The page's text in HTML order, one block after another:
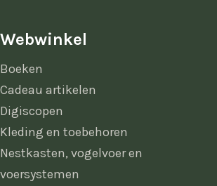
Webwinkel
Boeken
Cadeau artikelen
Digiscopen
Kleding en toebehoren
Nestkasten, vogelvoer en
voersystemen